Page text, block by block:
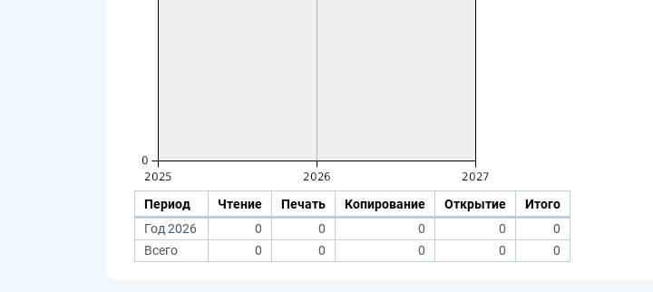
Период Чтение Печать Копирование Открытие
Итого
Год 2026
0 0 0 0
0
Всего
0 0 0 0 0